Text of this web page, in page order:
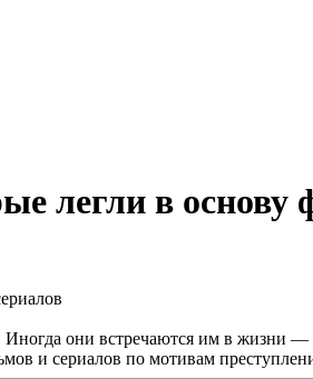
легли в основу
они встречаются им в жизни
и сериалов по мотивам